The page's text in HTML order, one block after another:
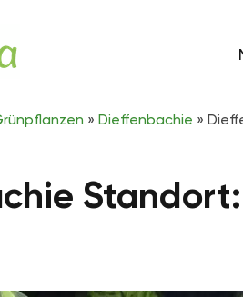
» Dieffenbachie »